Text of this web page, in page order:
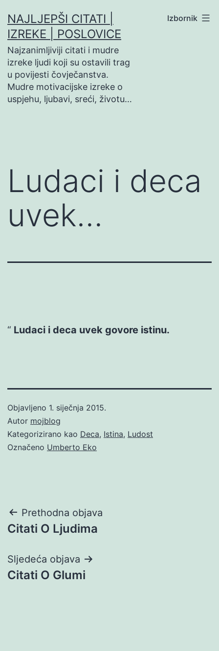
na
sadržaj
NAJLJEPŠI CITATI |
IZREKE | POSLOVICE
Najzanimljiviji citati i mudre
izreke ljudi koji su ostavili trag
u povijesti čovječanstva.
Mudre motivacijske izreke o
uspjehu, ljubavi, sreći, životu…
Izbornik
Ludaci i deca
uvek…
Ludaci i deca uvek govore istinu.
Objavljeno 1. siječnja 2015.
Autor mojblog
Kategorizirano kao Deca, Istina, Ludost
Označeno Umberto Eko
Navigacija
objava
Prethodna objava
Citati O Ljudima
Sljedeća objava
Citati O Glumi